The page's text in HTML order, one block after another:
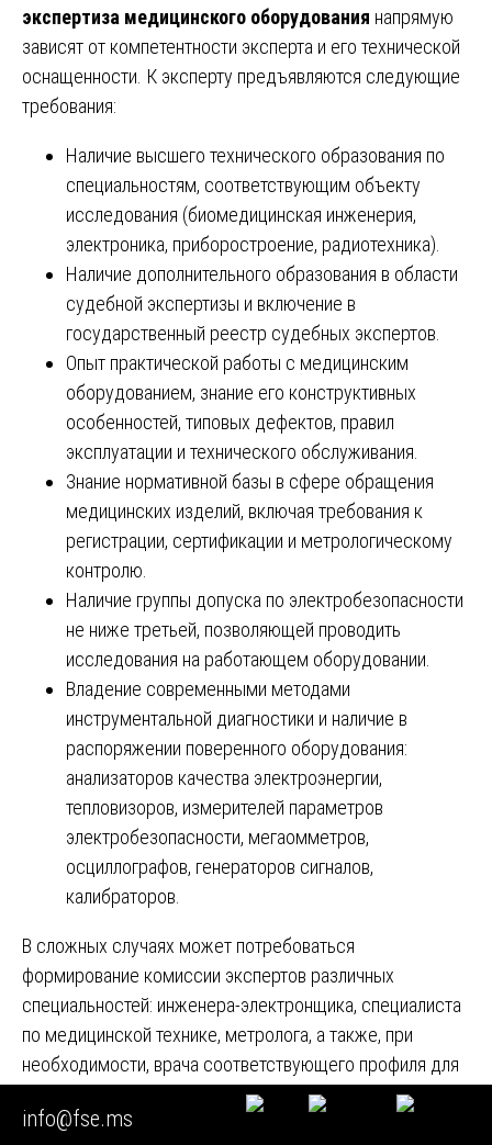
экспертиза медицинского оборудования напрямую
зависят от компетентности эксперта и его технической
оснащенности. К эксперту предъявляются следующие
требования:
Наличие высшего технического образования по
специальностям, соответствующим объекту
исследования (биомедицинская инженерия,
электроника, приборостроение, радиотехника).
Наличие дополнительного образования в области
судебной экспертизы и включение в
государственный реестр судебных экспертов.
Опыт практической работы с медицинским
оборудованием, знание его конструктивных
особенностей, типовых дефектов, правил
эксплуатации и технического обслуживания.
Знание нормативной базы в сфере обращения
медицинских изделий, включая требования к
регистрации, сертификации и метрологическому
контролю.
Наличие группы допуска по электробезопасности
не ниже третьей, позволяющей проводить
исследования на работающем оборудовании.
Владение современными методами
инструментальной диагностики и наличие в
распоряжении поверенного оборудования:
анализаторов качества электроэнергии,
тепловизоров, измерителей параметров
электробезопасности, мегаомметров,
осциллографов, генераторов сигналов,
калибраторов.
В сложных случаях может потребоваться
формирование комиссии экспертов различных
специальностей: инженера-электронщика, специалиста
по медицинской технике, метролога, а также, при
необходимости, врача соответствующего профиля для
оценки влияния технических характеристик на
диагностические и лечебные возможности
info@fse.ms